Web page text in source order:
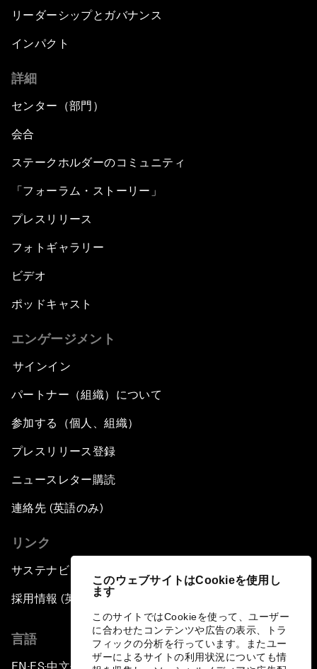
このウェブサイトはCookieを使用し
ます
このサイトではCookieを使って、ユーザー
に合わせたコンテンツや広告の表示、トラ
フィックの分析を行っています。またユー
ザーによるサイトの利用状況についても情
リーダーシップとガバナンス
インパクト
詳細
センター（部門）
会合
ステークホルダーのコミュニティ
「フォーラム・ストーリー」
プレスリリース
フォトギャラリー
ビデオ
ポッドキャスト
エンゲージメント
サインイン
パートナー（組織）について
参加する（個人、組織）
プレスリリース登録
ニュースレター購読
連絡先 (英語のみ)
リンク
サステナビリティへの取り組み
採用情報 (英語のみ)
言語
▪ ▪ ▪